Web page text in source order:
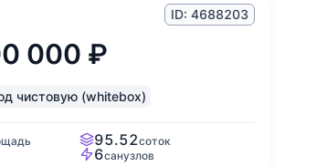
ID: 4688203
000 ₽
чистовую (whitebox)
95.52соток
6санузлов